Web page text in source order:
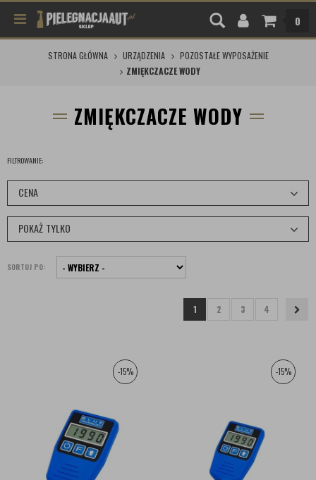
0
STRONA GŁÓWNA URZĄDZENIA
POZOSTAŁE WYPOSAŻENIE
ZMIĘKCZACZE WODY
ZMIĘKCZACZE WODY
FILTROWANIE:
CENA
POKAŻ TYLKO
SORTUJ PO:
1 2 3 4
-15% -15%